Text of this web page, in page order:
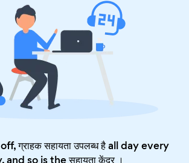
ग्राहक सहायता उपलब्ध है all day every